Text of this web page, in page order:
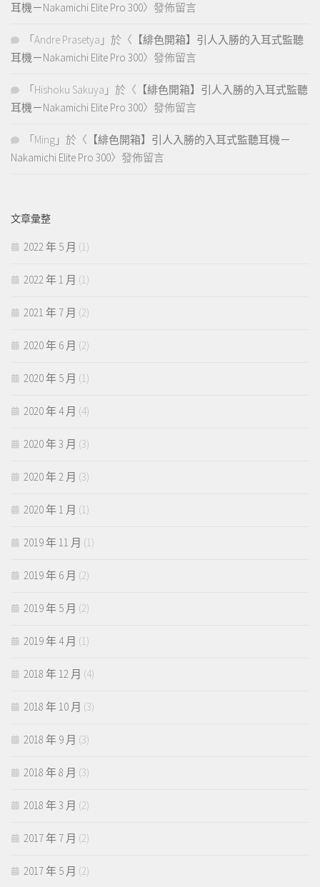
耳機－Nakamichi Elite Pro 300〉發佈留言
「 Andre Prasetya 」於〈 【緋色開箱】引人入勝的入耳式監聽
耳機－Nakamichi Elite Pro 300〉發佈留言
「 Hishoku Sakuya 」於〈 【緋色開箱】引人入勝的入耳式監聽
耳機－Nakamichi Elite Pro 300〉發佈留言
「 Ming 」於〈 【緋色開箱】引人入勝的入耳式監聽耳機－
Nakamichi Elite Pro 300〉發佈留言
文章彙整
2022 年 5 月 (1)
2022 年 1 月 (1)
2021 年 7 月 (2)
2020 年 6 月 (2)
2020 年 5 月 (1)
2020 年 4 月 (4)
2020 年 3 月 (3)
2020 年 2 月 (3)
2020 年 1 月 (1)
2019 年 11 月 (1)
2019 年 6 月 (2)
2019 年 5 月 (2)
2019 年 4 月 (1)
2018 年 12 月 (4)
2018 年 10 月 (3)
2018 年 9 月 (3)
2018 年 8 月 (3)
2018 年 3 月 (2)
2017 年 7 月 (2)
2017 年 5 月 (2)